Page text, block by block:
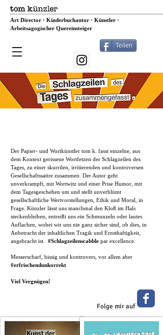
Teilen
Art Director · Kinderbuchautor · Künstler ·
Arbeitsagogischer Quereinsteiger
Der Papier- und Wortkünstler tom k. fasst einzelne, aus
dem Kontext gerissene Wortfetzen der Schlagzeilen des
Tages, zu einer skurrilen, irritierenden und kontroversen
Gesellschaftssatire zusammen. Der Autor geht
unverkrampft, mit Wortwitz und einer Prise Humor, mit
dem Tagesgeschehen um und stellt unverblümt
gesellschaftliche Wertvorstellungen, Ethik und Moral, in
Frage. Künzler lässt uns manchmal den Kloß im Hals
steckenbleiben, entreißt uns ein Schmunzeln oder lautes
Auflachen, wobei wir uns nie ganz sicher sind, ob dies, in
Anbetracht der inhaltlichen Tragik und Ernsthaftigkeit,
angebracht ist. #Schlagzeilenscabble par excellence.
Messerscharf, bissig und kontrovers, vor allem aber
#erfrischendunkorrekt
Viel Vergnügen!
Folge mir auf